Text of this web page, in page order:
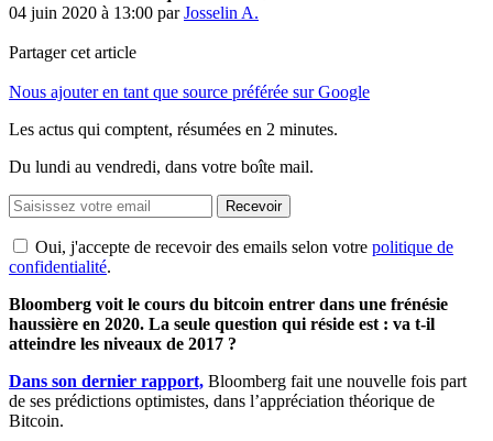
04 juin 2020 à 13:00 parJosselin A.
Partager cet article
Nous ajouter en tant que source préférée sur Google
Les actus qui comptent, résumées en 2 minutes.
Du lundi au vendredi, dans votre boîte mail.
Recevoir
Oui, j'accepte de recevoir des emails selon votre politique de
confidentialité.
Bloomberg voit le cours du bitcoin entrer dans une frénésie
haussière en 2020. La seule question qui réside est : va t-il
atteindre les niveaux de 2017 ?
Dans son dernier rapport, Bloomberg fait une nouvelle fois part
de ses prédictions optimistes, dans l’appréciation théorique de
Bitcoin.